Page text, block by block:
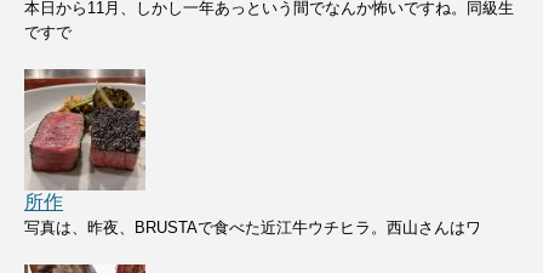
本日から11月、しかし一年あっという間でなんか怖いですね。同級生
ですで
所作
写真は、昨夜、BRUSTAで食べた近江牛ウチヒラ。西山さんはワ